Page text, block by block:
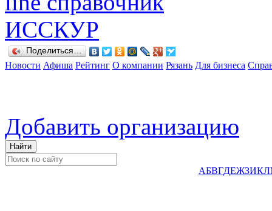
Поделиться…
Новости Афиша Рейтинг О компании Рязань Для бизнеса
Добавить организацию
АБВГДЕЖЗИКЛ